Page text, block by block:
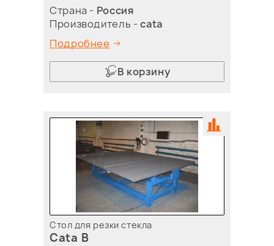
Страна - Россия
Производитель -cata
Подробнее
В корзину
Стол для резки стекла
Cata B